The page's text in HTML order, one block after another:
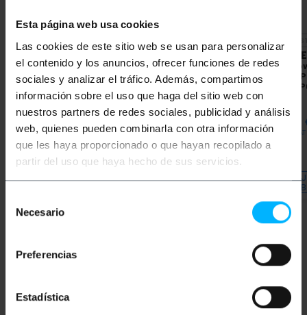
Esta página web usa cookies
Las cookies de este sitio web se usan para personalizar
el contenido y los anuncios, ofrecer funciones de redes
sociales y analizar el tráfico. Además, compartimos
información sobre el uso que haga del sitio web con
nuestros partners de redes sociales, publicidad y análisis
web, quienes pueden combinarla con otra información
que les haya proporcionado o que hayan recopilado a
partir del uso que haya hecho de sus servicios.
Necesario
Preferencias
Estadística
sieciowy Ethernet kat.
5e UTP o długości 1 m
żółty PCU5-10CC-0100-
Y
PVP
1,05
1,05€ VAT inc.
PVD
€
Od 14 do 15 dni roboczych
REF:
Kabel
sieciowy Ethernet kat.
5e UTP o długości 1 m,
żółty
PVP
0,99
0,99€ VAT inc.
PVD
0,77
5e
żółty
PVP
Słowa kluczowe
tematy mogą ci pomóc